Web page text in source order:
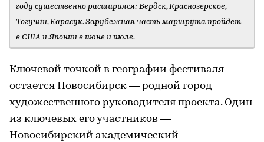
году существенно расширился: Бердск, Краснозерское,
Тогучин, Карасук. Зарубежная часть маршрута пройдет
в США и Японии в июне и июле.
Ключевой точкой в географии фестиваля
остается Новосибирск — родной город
художественного руководителя проекта. Один
из ключевых его участников —
Новосибирский академический